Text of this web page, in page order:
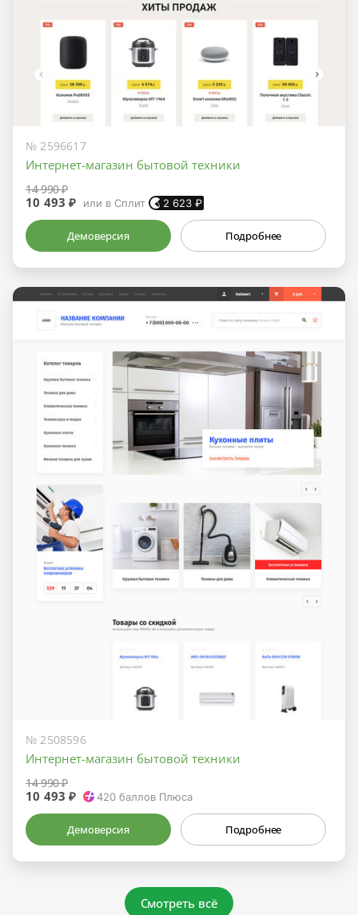
№ 2596617
Интернет-магазин бытовой техники
14 990 ₽
10 493 ₽ или в Сплит 2 623₽
Демоверсия Подробнее
№ 2508596
Интернет-магазин бытовой техники
14 990 ₽
10 493 ₽ 420баллов Плюса
Демоверсия Подробнее
Смотреть всё